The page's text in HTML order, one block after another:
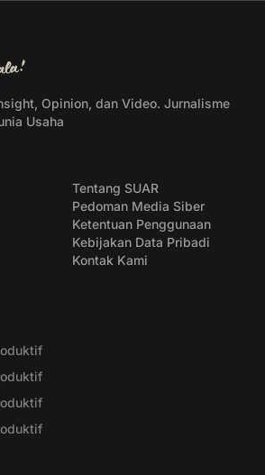
Opinion, dan Video. Jurnalisme
Usaha
Tentang SUAR
Pedoman Media Siber
Ketentuan Penggunaan
Kebijakan Data Pribadi
Kontak Kami